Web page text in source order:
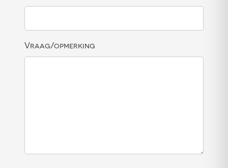
Vraag/opmerking